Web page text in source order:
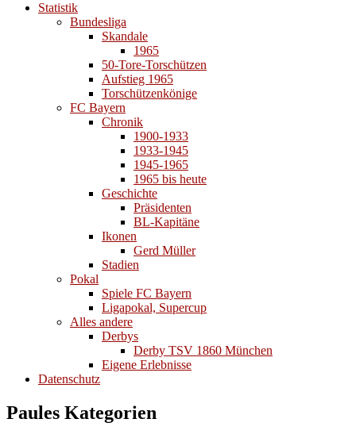
Statistik
Bundesliga
Skandale
1965
50-Tore-Torschützen
Aufstieg 1965
Torschützenkönige
FC Bayern
Chronik
1900-1933
1933-1945
1945-1965
1965 bis heute
Geschichte
Präsidenten
BL-Kapitäne
Ikonen
Gerd Müller
Stadien
Pokal
Spiele FC Bayern
Ligapokal, Supercup
Alles andere
Derbys
Derby TSV 1860 München
Eigene Erlebnisse
Datenschutz
Paules Kategorien